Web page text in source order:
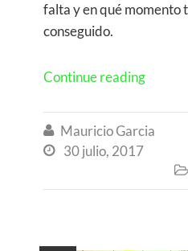
falta y en qué momento
conseguido.
Continue reading
 Mauricio Garcia
 30 julio, 2017
